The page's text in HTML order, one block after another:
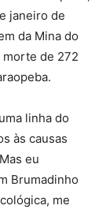
janeiro de
da Mina do
morte de 272
linha do
às causas
eu
Brumadinho
me